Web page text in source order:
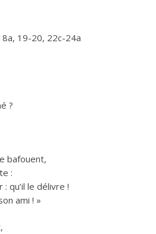
19-20, 22c-24a
?
bafouent,
:
qu’il le délivre !
ami ! »